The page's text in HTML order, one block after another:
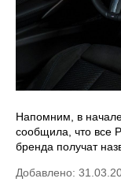
Напомним, в
сообщила, что все
бренда получат
Добавлено: